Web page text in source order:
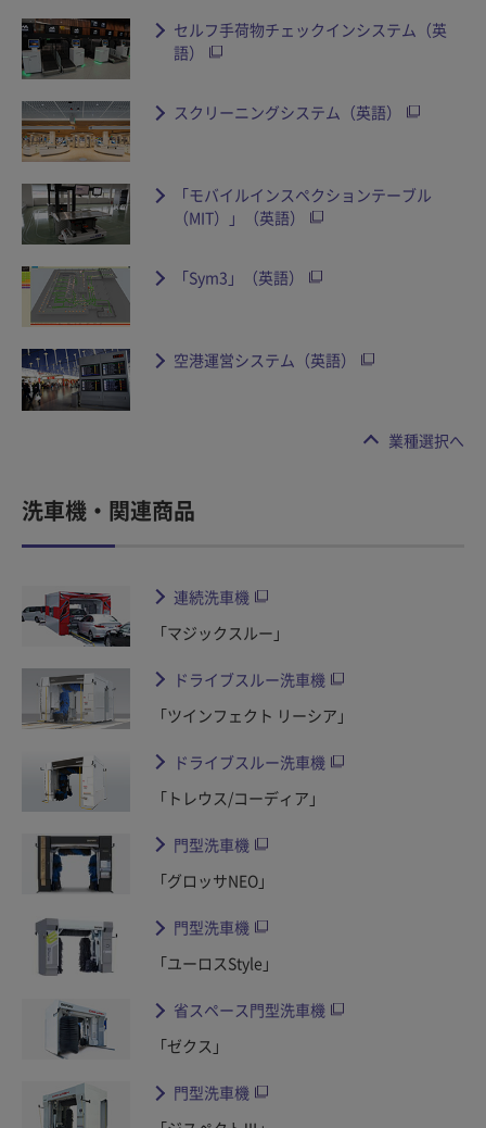
セルフ手荷物チェックインシステム（英
語）
スクリーニングシステム（英語）
「モバイルインスペクションテーブル
（MIT）」（英語）
「Sym3」（英語）
空港運営システム（英語）
業種選択へ
洗車機・関連商品
連続洗車機
「マジックスルー」
ドライブスルー洗車機
「ツインフェクト リーシア」
ドライブスルー洗車機
「トレウス/コーディア」
門型洗車機
「グロッサNEO」
門型洗車機
「ユーロスStyle」
省スペース門型洗車機
「ゼクス」
門型洗車機